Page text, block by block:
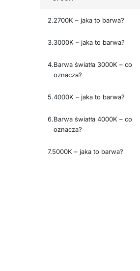
2700K – jaka to barwa?
3000K – jaka to barwa?
Barwa światła 3000K – co
oznacza?
4000K – jaka to barwa?
Barwa światła 4000K – co
oznacza?
5000K – jaka to barwa?